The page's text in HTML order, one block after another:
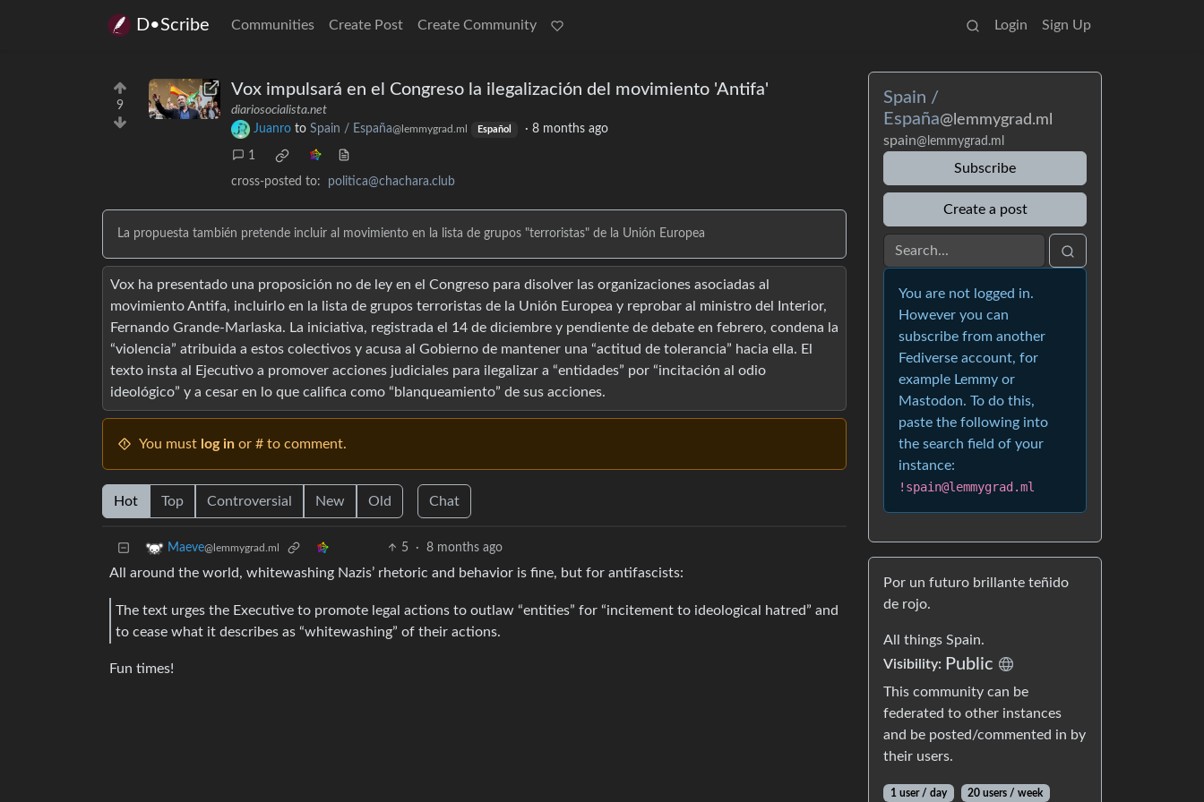
D•Scribe Communities Create Post Create Community Login Sign Up
9
Vox impulsará en el Congreso la ilegalización del movimiento 'Antifa'
diariosocialista.net
Juanro to Spain / España@lemmygrad.ml Español · 8 months ago
1
cross-posted to: politica@chachara.club
La propuesta también pretende incluir al movimiento en la lista de grupos "terroristas" de la Unión Europea
Vox ha presentado una proposición no de ley en el Congreso para disolver las organizaciones asociadas al
movimiento Antifa, incluirlo en la lista de grupos terroristas de la Unión Europea y reprobar al ministro del Interior,
Fernando Grande-Marlaska. La iniciativa, registrada el 14 de diciembre y pendiente de debate en febrero, condena la
“violencia” atribuida a estos colectivos y acusa al Gobierno de mantener una “actitud de tolerancia” hacia ella. El
texto insta al Ejecutivo a promover acciones judiciales para ilegalizar a “entidades” por “incitación al odio
ideológico” y a cesar en lo que califica como “blanqueamiento” de sus acciones.
You must log in or # to comment.
Hot Top Controversial New Old Chat
Maeve@lemmygrad.ml 5 · 8 months ago
All around the world, whitewashing Nazis’ rhetoric and behavior is fine, but for antifascists:
The text urges the Executive to promote legal actions to outlaw “entities” for “incitement to ideological hatred” and
to cease what it describes as “whitewashing” of their actions.
Fun times!
Spain /
España@lemmygrad.ml
spain@lemmygrad.ml
Subscribe
Create a post
You are not logged in.
However you can
subscribe from another
Fediverse account, for
example Lemmy or
Mastodon. To do this,
paste the following into
the search field of your
instance:
!spain@lemmygrad.ml
Por un futuro brillante teñido
de rojo.
All things Spain.
Visibility: Public
This community can be
federated to other instances
and be posted/commented in by
their users.
1 user / day 20 users / week